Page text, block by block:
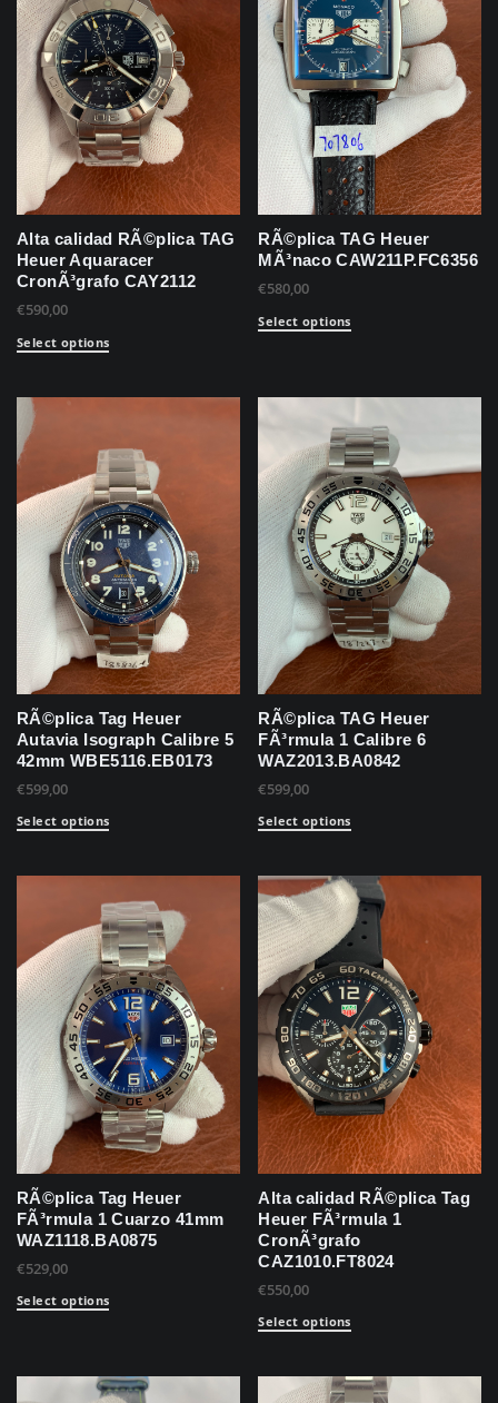
Alta calidad RÃ©plica TAG
Heuer Aquaracer
CronÃ³grafo CAY2112
€590,00
Select options
RÃ©plica TAG Heuer
MÃ³naco CAW211P.FC6356
€580,00
Select options
RÃ©plica Tag Heuer
Autavia Isograph Calibre 5
42mm WBE5116.EB0173
€599,00
Select options
RÃ©plica TAG Heuer
FÃ³rmula 1 Calibre 6
WAZ2013.BA0842
€599,00
Select options
RÃ©plica Tag Heuer
FÃ³rmula 1 Cuarzo 41mm
WAZ1118.BA0875
€529,00
Select options
Alta calidad RÃ©plica Tag
Heuer FÃ³rmula 1
CronÃ³grafo
CAZ1010.FT8024
€550,00
Select options